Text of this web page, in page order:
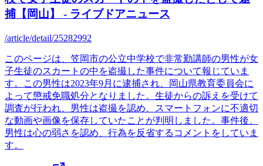
捕【岡山】 - ライブドアニュース
/article/detail/25282992
このページは、笠岡市の公立中学校で非常勤講師の男性が女
子生徒のスカートの中を盗撮した事件について報じていま
す。この男性は2023年9月に逮捕され、岡山県教育委員会に
よって懲戒免職処分となりました。生徒からの訴えを受けて
調査が行われ、男性は盗撮を認め、スマートフォンに不適切
な動画や画像を保存していたことが判明しました。事件後、
男性は心の弱さを認め、行為を反省するコメントをしていま
す。